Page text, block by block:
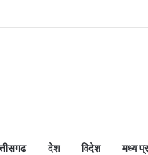
देश विदेश मध्य